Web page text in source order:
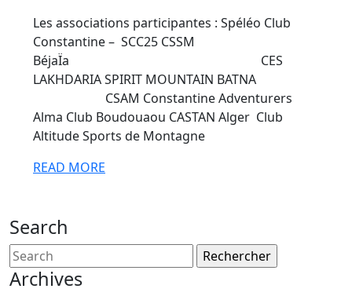
à
Les associations participantes : Spéléo Club
Constantine – SCC25 CSSM
BéjaÏa CES
LAKHDARIA SPIRIT MOUNTAIN BATNA
CSAM Constantine Adventurers
Alma Club Boudouaou CASTAN Alger Club
Altitude Sports de Montagne
READ MORE
Search
Search
for:
Archives